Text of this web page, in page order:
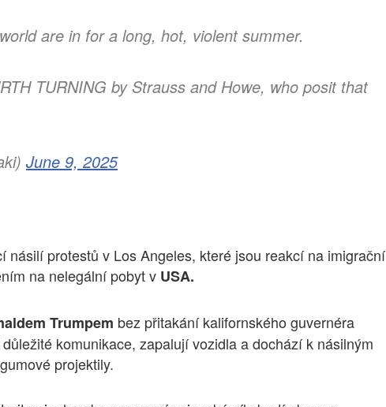
are in for a long, hot, violent summer.
TURNING by Strauss and Howe, who posit that
June 9, 2025
protestů v Los Angeles, které jsou reakcí na imigrační
na nelegální pobyt v USA.
Trumpem bez přitakání kalifornského guvernéra
komunikace, zapalují vozidla a dochází k násilným
projektily.